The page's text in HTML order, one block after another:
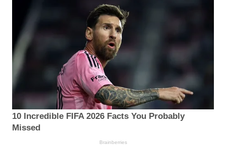
10 Incredible FIFA 2026 Facts You Probably
Missed
Brainberries